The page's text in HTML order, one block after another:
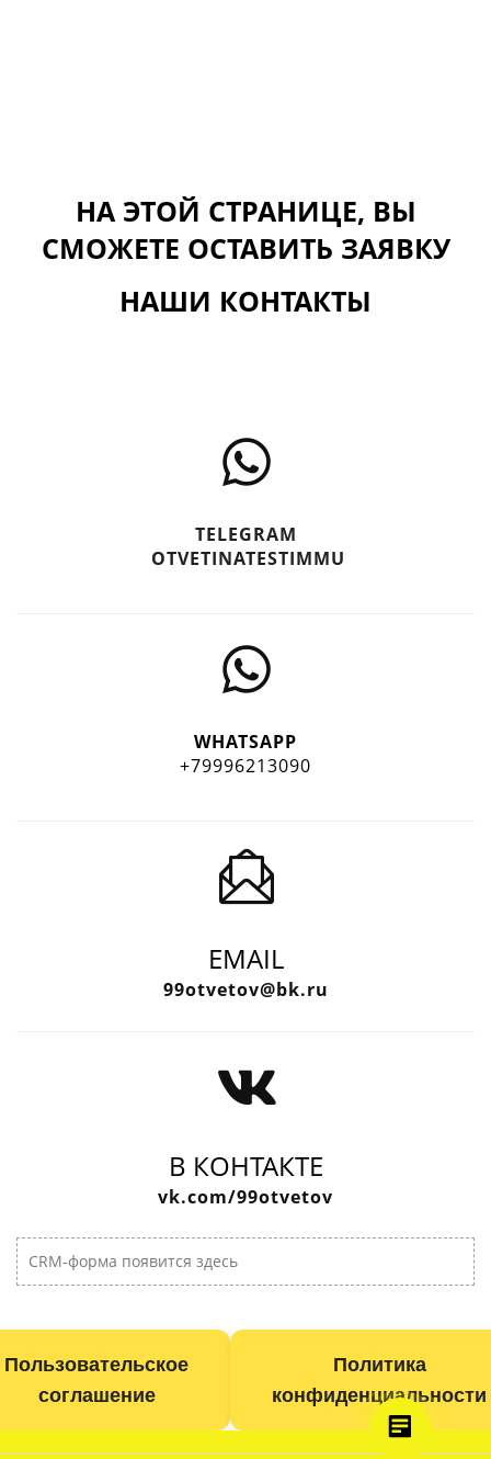
CRM-форма появится здесь
НА ЭТОЙ СТРАНИЦЕ, ВЫ
СМОЖЕТЕ ОСТАВИТЬ ЗАЯВКУ
НАШИ КОНТАКТЫ
TELEGRAM
OTVETINATESTIMMU
WHATSAPP
+79996213090
EMAIL
99otvetov@bk.ru
В КОНТАКТЕ
vk.com/99otvetov
Пользовательское
соглашение
Политика
конфиденциальности